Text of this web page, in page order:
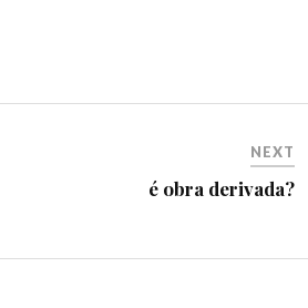
NEXT
é obra derivada?